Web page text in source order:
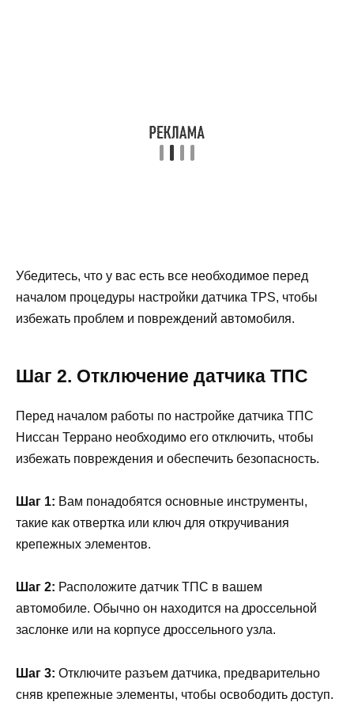
Убедитесь, что у вас есть все необходимое перед
началом процедуры настройки датчика TPS, чтобы
избежать проблем и повреждений автомобиля.
Шаг 2. Отключение датчика ТПС
Перед началом работы по настройке датчика ТПС
Ниссан Террано необходимо его отключить, чтобы
избежать повреждения и обеспечить безопасность.
Шаг 1: Вам понадобятся основные инструменты,
такие как отвертка или ключ для откручивания
крепежных элементов.
Шаг 2: Расположите датчик ТПС в вашем
автомобиле. Обычно он находится на дроссельной
заслонке или на корпусе дроссельного узла.
Шаг 3: Отключите разъем датчика, предварительно
сняв крепежные элементы, чтобы освободить доступ.